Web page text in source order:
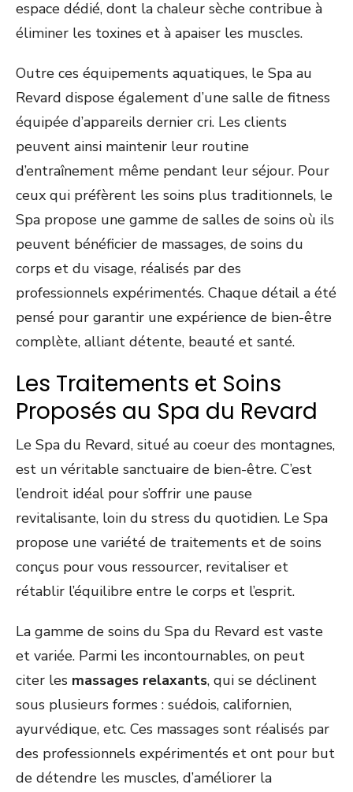
espace dédié, dont la chaleur sèche contribue à
éliminer les toxines et à apaiser les muscles.
Outre ces équipements aquatiques, le Spa au
Revard dispose également d’une salle de fitness
équipée d’appareils dernier cri. Les clients
peuvent ainsi maintenir leur routine
d’entraînement même pendant leur séjour. Pour
ceux qui préfèrent les soins plus traditionnels, le
Spa propose une gamme de salles de soins où ils
peuvent bénéficier de massages, de soins du
corps et du visage, réalisés par des
professionnels expérimentés. Chaque détail a été
pensé pour garantir une expérience de bien-être
complète, alliant détente, beauté et santé.
Les Traitements et Soins
Proposés au Spa du Revard
Le Spa du Revard, situé au coeur des montagnes,
est un véritable sanctuaire de bien-être. C’est
l’endroit idéal pour s’offrir une pause
revitalisante, loin du stress du quotidien. Le Spa
propose une variété de traitements et de soins
conçus pour vous ressourcer, revitaliser et
rétablir l’équilibre entre le corps et l’esprit.
La gamme de soins du Spa du Revard est vaste
et variée. Parmi les incontournables, on peut
citer les massages relaxants, qui se déclinent
sous plusieurs formes : suédois, californien,
ayurvédique, etc. Ces massages sont réalisés par
des professionnels expérimentés et ont pour but
de détendre les muscles, d’améliorer la